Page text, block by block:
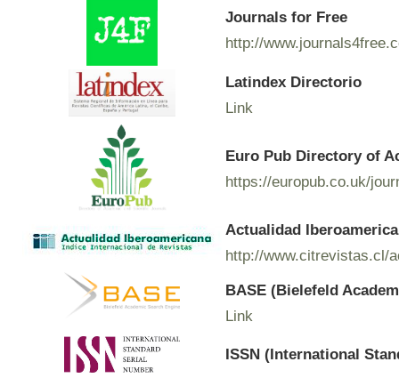
Journals for Free
http://
Latindex Directorio
Link
Euro Pub Directory of
https://europub.co.uk/
Actualidad
http://www.citrevistas.cl/
BASE (Bielefeld
Link
ISSN (International